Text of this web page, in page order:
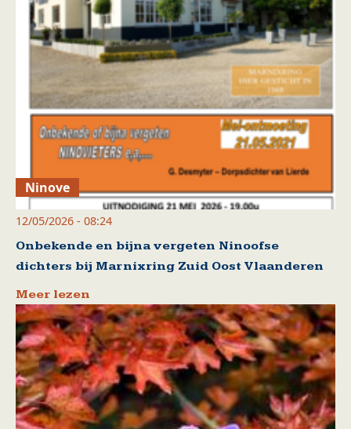
Ninove
12/05/2026 - 08:24
Onbekende en bijna vergeten Ninoofse
dichters bij Marnixring Zuid Oost Vlaanderen
Meer lezen